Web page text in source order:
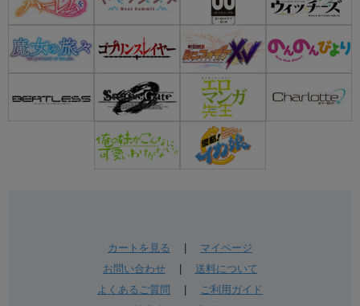
カートを見る
マイページ
お問い合わせ| 送料について
よくあるご質問
ご利用ガイド